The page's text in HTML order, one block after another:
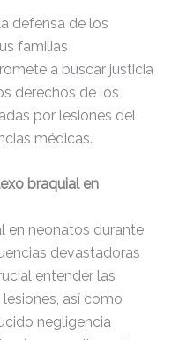
defensa de los
familias
a buscar justicia
derechos de los
por lesiones del
médicas.
braquial en
en neonatos durante
devastadoras
entender las
así como
negligencia